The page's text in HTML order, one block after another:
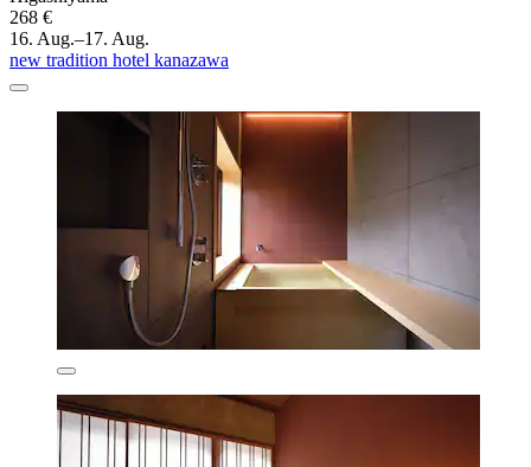
268 €
16. Aug.–17. Aug.
new tradition hotel kanazawa